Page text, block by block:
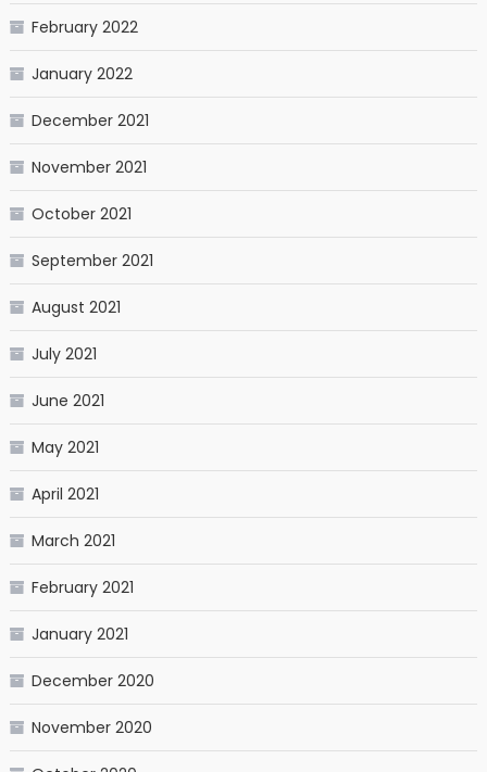
February 2022
January 2022
December 2021
November 2021
October 2021
September 2021
August 2021
July 2021
June 2021
May 2021
April 2021
March 2021
February 2021
January 2021
December 2020
November 2020